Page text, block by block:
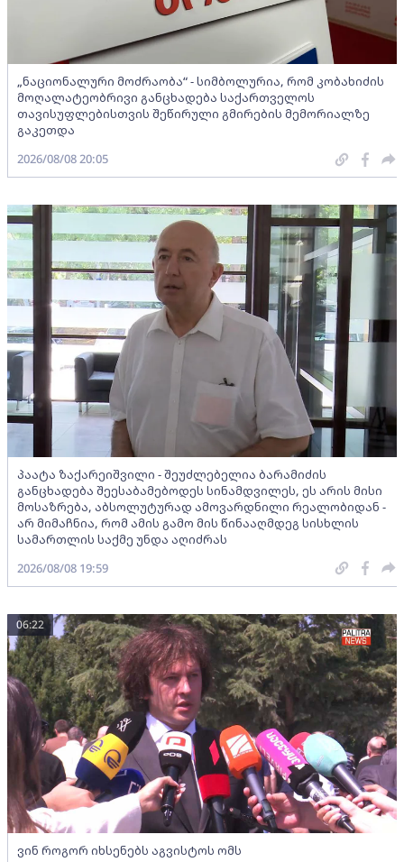
„ნაციონალური მოძრაობა“ - სიმბოლურია, რომ კობახიძის
მოღალატეობრივი განცხადება საქართველოს
თავისუფლებისთვის შეწირული გმირების მემორიალზე
გაკეთდა
2026/08/08 20:05
პაატა ზაქარეიშვილი - შეუძლებელია ბარამიძის
განცხადება შეესაბამებოდეს სინამდვილეს, ეს არის მისი
მოსაზრება, აბსოლუტურად ამოვარდნილი რეალობიდან -
არ მიმაჩნია, რომ ამის გამო მის წინააღმდეგ სისხლის
სამართლის საქმე უნდა აღიძრას
2026/08/08 19:59
ვინ როგორ იხსენებს აგვისტოს ომს
06:22